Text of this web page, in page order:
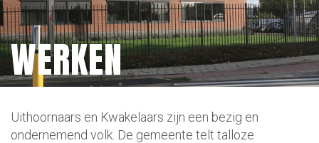
WERKEN
Uithoornaars en Kwakelaars zijn een bezig en
ondernemend volk. De gemeente telt talloze